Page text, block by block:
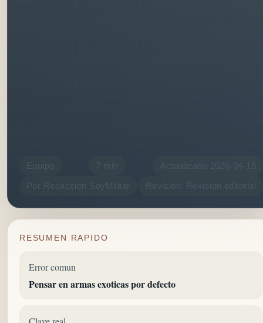
Equipo
Por Redaccion SoyMilitar Revision: Revision editorial
RESUMEN RAPIDO
Error comun
Pensar en armas exoticas por defecto